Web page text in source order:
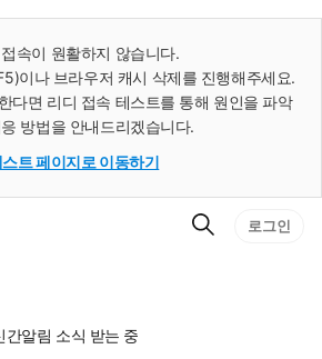
속이 원활하지 않습니다.
이나 브라우저 캐시 삭제를 진행해주세요.
다면 리디 접속 테스트를 통해 원인을 파악
방법을 안내드리겠습니다.
트 페이지로 이동하기
검
로그인
간알림 소식 받는 중